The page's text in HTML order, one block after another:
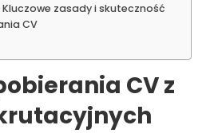
zasady i skuteczność
CV
CV z